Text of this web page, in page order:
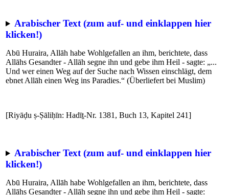
Arabischer Text (zum auf- und einklappen hier
klicken!)
Abū Huraira, Allāh habe Wohlgefallen an ihm, berichtete, dass
Allāhs Gesandter - Allāh segne ihn und gebe ihm Heil - sagte: „...
Und wer einen Weg auf der Suche nach Wissen einschlägt, dem
ebnet Allāh einen Weg ins Paradies.“ (Überliefert bei Muslim)
[Riyāḍu ṣ-Ṣāliḥīn: Hadīṯ-Nr. 1381, Buch 13, Kapitel 241]
Arabischer Text (zum auf- und einklappen hier
klicken!)
Abū Huraira, Allāh habe Wohlgefallen an ihm, berichtete, dass
Allāhs Gesandter - Allāh segne ihn und gebe ihm Heil - sagte: